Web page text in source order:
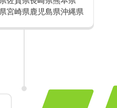
宮崎県鹿児島県沖縄県